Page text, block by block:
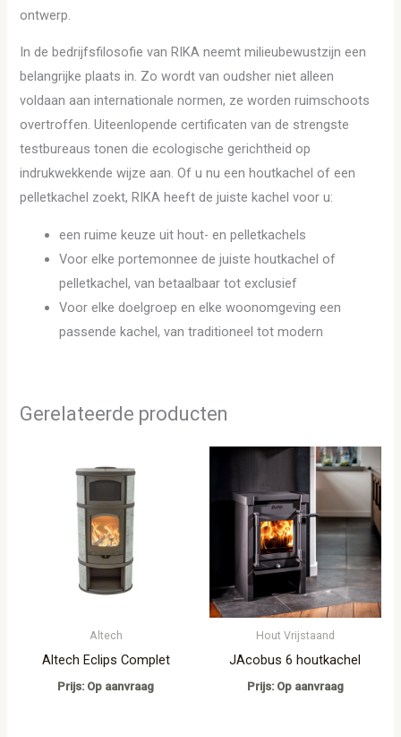
ontwerp.
In de bedrijfsfilosofie van RIKA neemt milieubewustzijn een
belangrijke plaats in. Zo wordt van oudsher niet alleen
voldaan aan internationale normen, ze worden ruimschoots
overtroffen. Uiteenlopende certificaten van de strengste
testbureaus tonen die ecologische gerichtheid op
indrukwekkende wijze aan. Of u nu een houtkachel of een
pelletkachel zoekt, RIKA heeft de juiste kachel voor u:
een ruime keuze uit hout- en pelletkachels
Voor elke portemonnee de juiste houtkachel of
pelletkachel, van betaalbaar tot exclusief
Voor elke doelgroep en elke woonomgeving een
passende kachel, van traditioneel tot modern
Gerelateerde producten
Altech
Altech Eclips Complet
Prijs: Op aanvraag
Hout Vrijstaand
JAcobus 6 houtkachel
Prijs: Op aanvraag